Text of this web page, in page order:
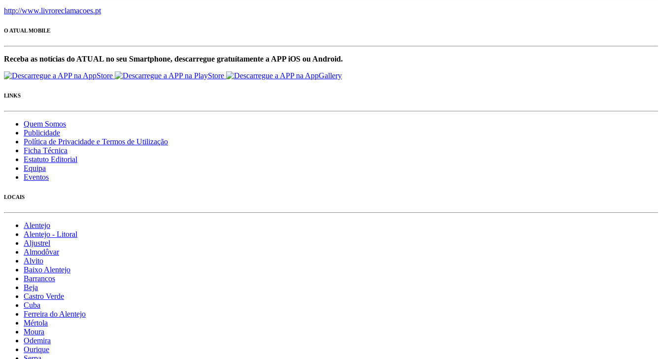
http://www.livroreclamacoes.pt
O ATUAL MOBILE
Receba as notícias do ATUAL no seu Smartphone, descarregue gratuítamente a APP iOS ou Android.
LINKS
Quem Somos
Publicidade
Política de Privacidade e Termos de Utilização
Ficha Técnica
Estatuto Editorial
Equipa
Eventos
LOCAIS
Alentejo
Alentejo - Litoral
Aljustrel
Almodôvar
Alvito
Baixo Alentejo
Barrancos
Beja
Castro Verde
Cuba
Ferreira do Alentejo
Mértola
Moura
Odemira
Ourique